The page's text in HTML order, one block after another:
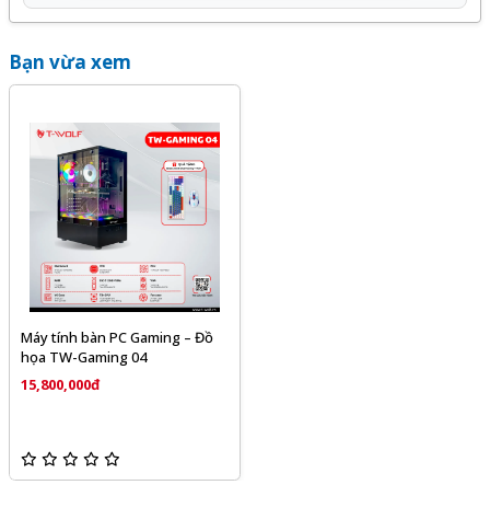
Bạn vừa xem
Máy tính bàn PC Gaming – Đồ
họa TW-Gaming 04
15,800,000đ